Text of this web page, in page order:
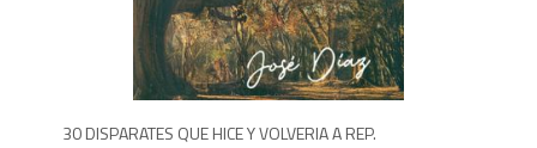
30 DISPARATES QUE HICE Y VOLVERIA A REP.